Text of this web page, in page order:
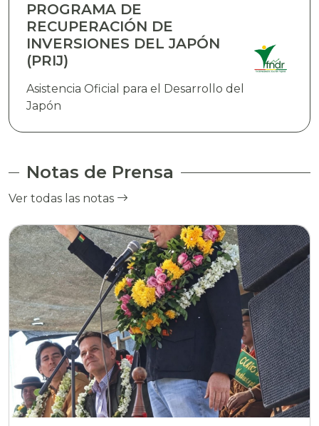
vial en rutas urbanas e interurbanas,
Infraestructura aeroportuaria y
equipamiento, Adquisición de bienes
PROGRAMA DE
RECUPERACIÓN DE
INVERSIONES DEL JAPÓN
(PRIJ)
Asistencia Oficial para el Desarrollo del
Japón
Notas de Prensa
Ver todas las notas